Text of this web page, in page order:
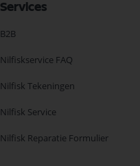
Services
B2B
Nilfiskservice FAQ
Nilfisk Tekeningen
Nilfisk Service
Nilfisk Reparatie Formulier